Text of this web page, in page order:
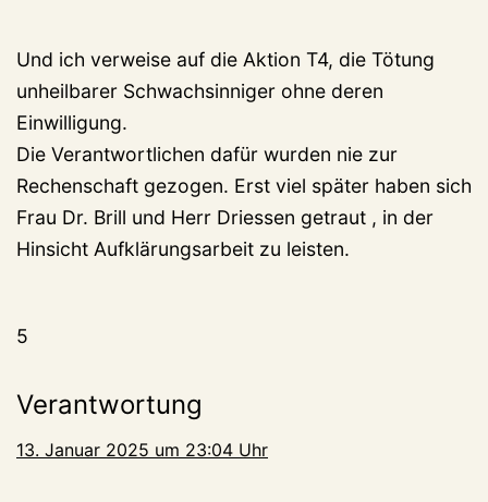
Und ich verweise auf die Aktion T4, die Tötung
unheilbarer Schwachsinniger ohne deren
Einwilligung.
Die Verantwortlichen dafür wurden nie zur
Rechenschaft gezogen. Erst viel später haben sich
Frau Dr. Brill und Herr Driessen getraut , in der
Hinsicht Aufklärungsarbeit zu leisten.
5
Verantwortung
13. Januar 2025 um 23:04 Uhr